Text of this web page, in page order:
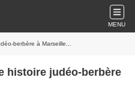
MENU
berbère à Marseille...
histoire judéo-berbère